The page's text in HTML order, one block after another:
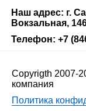
Наш адрес: г.
Вокзальная,
Телефон: +7
Copyrigth 2007-
компания
Политика